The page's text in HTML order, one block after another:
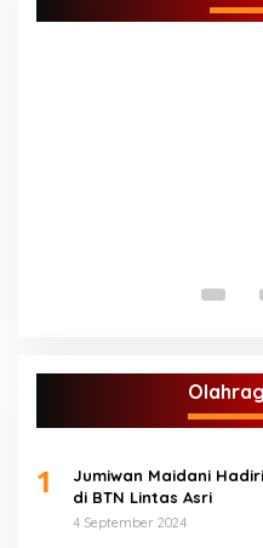
1
Jumiwan Maidani
di BTN Lintas Asri
4 September 2024